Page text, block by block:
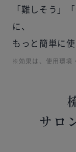
「難しそう」
に、
もっと簡単に
※効果は、使用環境
サロ